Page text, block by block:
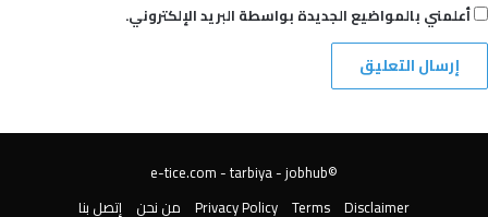
أعلمني بالمواضيع الجديدة بواسطة البريد الإلكتروني.
©️e-tice.com -
tarbiya-jobhub
Disclaimer
Terms
Privacy Policy من نحن إتصل بنا